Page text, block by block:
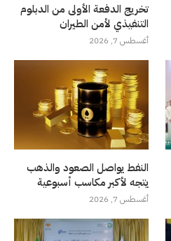
تخريج الدفعة الأولى من الدبلوم
التنفيذي لأمن الطيران
أغسطس 7, 2026
النفط يواصل الصعود والذهب
يتجه لأكبر مكاسب أسبوعية
أغسطس 7, 2026